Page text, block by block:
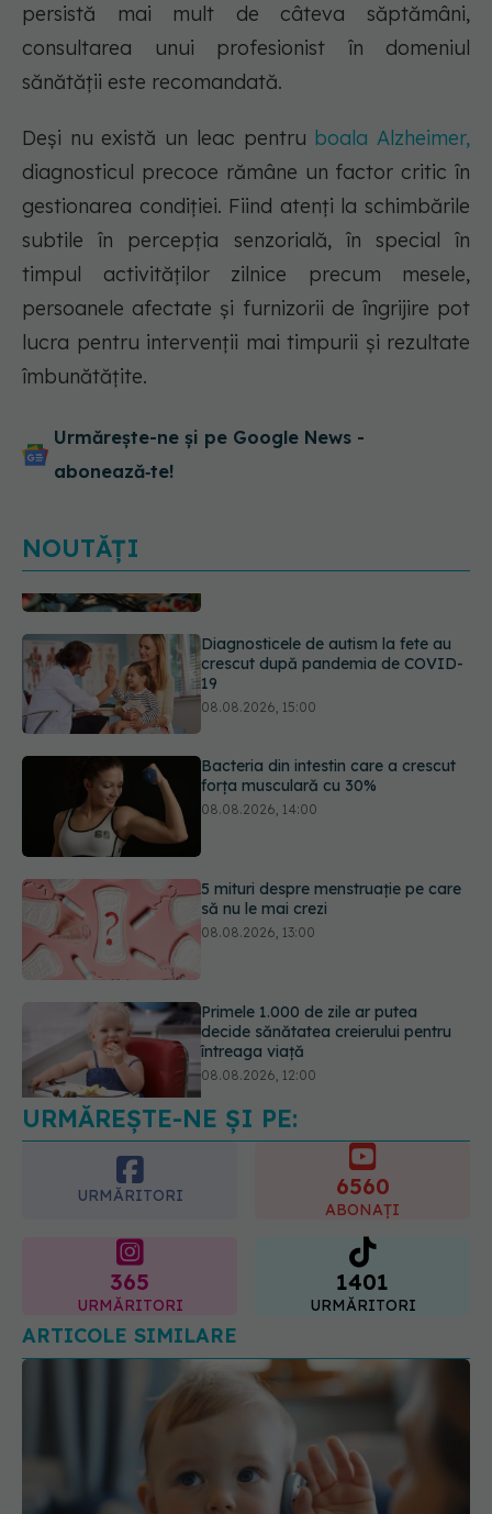
persistă mai mult de câteva săptămâni,
consultarea unui profesionist în domeniul
sănătății este recomandată.
Deși nu există un leac pentru boala Alzheimer,
diagnosticul precoce rămâne un factor critic în
gestionarea condiției. Fiind atenți la schimbările
subtile în percepția senzorială, în special în
timpul activităților zilnice precum mesele,
persoanele afectate și furnizorii de îngrijire pot
lucra pentru intervenții mai timpurii și rezultate
îmbunătățite.
Urmărește-ne și pe Google News -
abonează‑te!
NOUTĂȚI
crescut după pandemia de COVID-
19
08.08.2026, 15:00
forța musculară cu 30%
08.08.2026, 14:00
să nu le mai crezi
08.08.2026, 13:00
decide sănătatea creierului pentru
întreaga viață
08.08.2026, 12:00
Trucul simplu care face pepenele
verde mult mai ușor de tăiat
URMĂREȘTE-NE ȘI PE:
URMĂRITORI 6560
ABONAȚI
365
URMĂRITORI
1401
URMĂRITORI
ARTICOLE SIMILARE